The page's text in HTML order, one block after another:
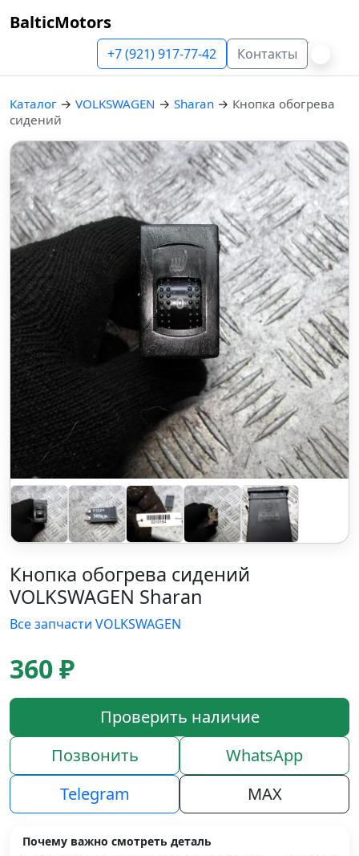
BalticMotors
+7 (921) 917-77-42 Контакты
Каталог → VOLKSWAGEN → Sharan → Кнопка обогрева
сидений
Кнопка обогрева сидений
VOLKSWAGEN Sharan
Все запчасти VOLKSWAGEN
360 ₽
Проверить наличие
Позвонить
WhatsApp
Telegram
MAX
Почему важно смотреть деталь